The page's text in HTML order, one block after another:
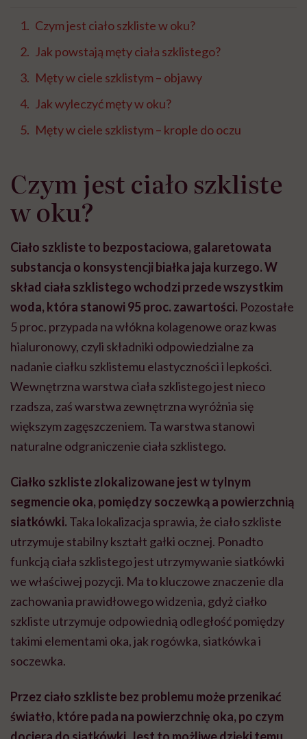
Czym jest ciało szkliste w oku?
Jak powstają męty ciała szklistego?
Męty w ciele szklistym – objawy
Jak wyleczyć męty w oku?
Męty w ciele szklistym – krople do oczu
Czym jest ciało szkliste
w oku?
Ciało szkliste to bezpostaciowa, galaretowata
substancja o konsystencji białka jaja kurzego. W
skład ciała szklistego wchodzi przede wszystkim
woda, która stanowi 95 proc. zawartości. Pozostałe
5 proc. przypada na włókna kolagenowe oraz kwas
hialuronowy, czyli składniki odpowiedzialne za
nadanie ciałku szklistemu elastyczności i lepkości.
Wewnętrzna warstwa ciała szklistego jest nieco
rzadsza, zaś warstwa zewnętrzna wyróżnia się
większym zagęszczeniem. Ta warstwa stanowi
naturalne odgraniczenie ciała szklistego.
Ciałko szkliste zlokalizowane jest w tylnym
segmencie oka, pomiędzy soczewką a powierzchnią
siatkówki. Taka lokalizacja sprawia, że ciało szkliste
utrzymuje stabilny kształt gałki ocznej. Ponadto
funkcją ciała szklistego jest utrzymywanie siatkówki
we właściwej pozycji. Ma to kluczowe znaczenie dla
zachowania prawidłowego widzenia, gdyż ciałko
szkliste utrzymuje odpowiednią odległość pomiędzy
takimi elementami oka, jak rogówka, siatkówka i
soczewka.
Przez ciało szkliste bez problemu może przenikać
światło, które pada na powierzchnię oka, po czym